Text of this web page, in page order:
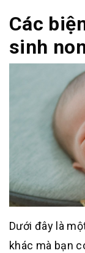
Các
sinh
Dưới đây là
khác mà bạn